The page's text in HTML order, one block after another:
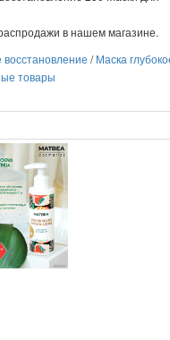
в нашем магазине.
восстановление /Маска
товары